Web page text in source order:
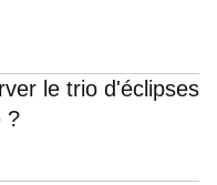
le trio d'éclipses
?